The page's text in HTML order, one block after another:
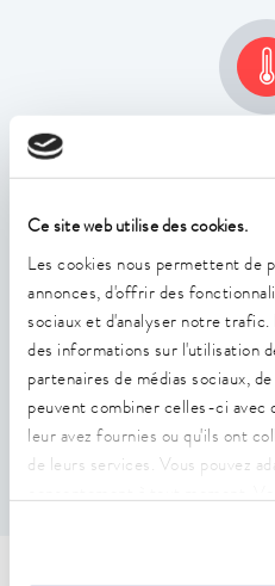
Ce site web utilise des cookies.
Les cookies nous permettent de
annonces, d'offrir des
sociaux et d'analyser notre
des informations sur l'utilisation
partenaires de médias sociaux,
peuvent combiner celles-ci avec
leur avez fournies ou qu'ils ont
de leurs services. Vous pouvez
Constance de